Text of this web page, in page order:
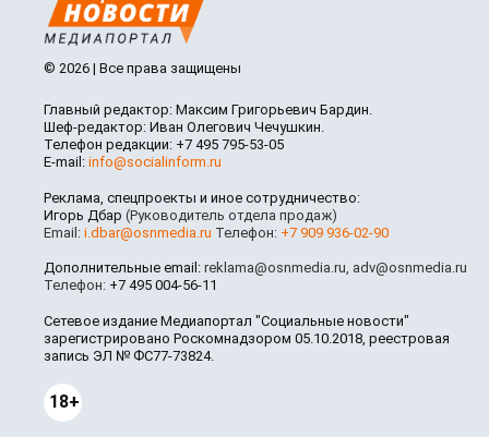
© 2026 | Все права защищены
Главный редактор: Максим Григорьевич Бардин.
Шеф-редактор: Иван Олегович Чечушкин.
Телефон редакции: +7 495 795-53-05
E-mail: info@socialinform.ru
Реклама, спецпроекты и иное сотрудничество:
Игорь Дбар (Руководитель отдела продаж)
Email: i.dbar@osnmedia.ru Телефон: +7 909 936-02-90
Дополнительные email: reklama@osnmedia.ru, adv@osnmedia.ru
Телефон: +7 495 004-56-11
Сетевое издание Медиапортал "Социальные новости"
зарегистрировано Роскомнадзором 05.10.2018, реестровая
запись ЭЛ № ФС77-73824.
18+